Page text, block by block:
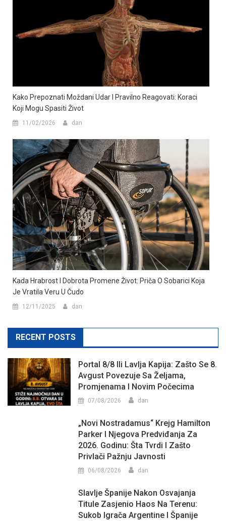
Kako Prepoznati Moždani Udar I Pravilno Reagovati: Koraci
Koji Mogu Spasiti Život
11/02/2026 dan
Kada Hrabrost I Dobrota Promene Život: Priča O Sobarici Koja
Je Vratila Veru U Čudo
12/11/2025 dan
RECENT POSTS
Portal 8/8 Ili Lavlja Kapija: Zašto Se 8.
Avgust Povezuje Sa Željama,
Promjenama I Novim Počecima
07/08/2026 dan
„Novi Nostradamus“ Krejg Hamilton
Parker I Njegova Predviđanja Za
2026. Godinu: Šta Tvrdi I Zašto
Privlači Pažnju Javnosti
06/08/2026 dan
Slavlje Španije Nakon Osvajanja
Titule Zasjenio Haos Na Terenu:
Sukob Igrača Argentine I Španije